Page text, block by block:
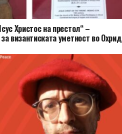
Христос на престол“ –
византиската уметност во Охрид